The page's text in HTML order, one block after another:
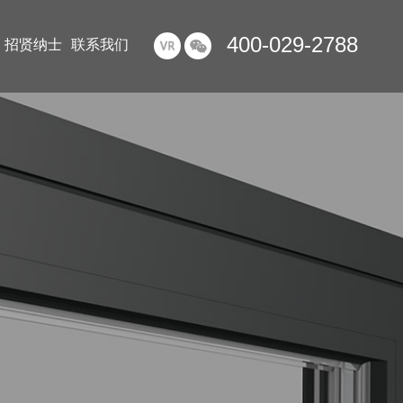
招贤纳士 联系我们 400-029-2788